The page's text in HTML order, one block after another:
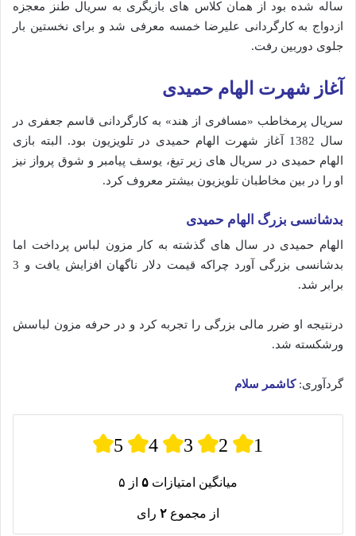
ساله شده بود از همان کلاس های بازیگری به سریال طنز معجزه
ازدواج به کارگردانی علیرضا خمسه معرفی شد و برای نخستین بار
جلوی دوربین رفت.
آغاز شهرت الهام حمیدی
سریال پرمخاطب «مسافری از هند» به کارگردانی قاسم جعفری در
سال 1382 آغاز شهرت الهام حمیدی در تلویزیون بود. البته بازی
الهام حمیدی در سریال های زیر تیغ، یوسف پیامبر و شوق پرواز نیز
او را در بین مخاطبان تلویزیون بیشتر معروف کرد.
بدشانسی بزرگ الهام حمیدی
الهام حمیدی در سال های گذشته به کار مزون لباس پرداخت اما
بدشانسی بزرگی آورد چراکه قیمت دلار ناگهان افزایش یافت و 3
برابر شد.
درنتیجه او ضرر مالی بزرگی را تجربه کرد و در حرفه مزون لباسش
ورشکسته شد.
گردآوری:کاشمر سلام
5 4 3 2 1
میانگین امتیازات ۵ از ۵
از مجموع ۲ رای